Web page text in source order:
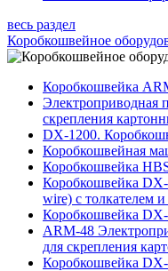
весь раздел
Коробкошвейное
Коробкошвейка
Электроприводная
скрепления
DX-1200.
Коробкошвейная
Коробкошвейка
Коробкошвейка DX-
wire) с толкателем и
Коробкошвейка
ARM-48
для скрепления
Коробкошвейка